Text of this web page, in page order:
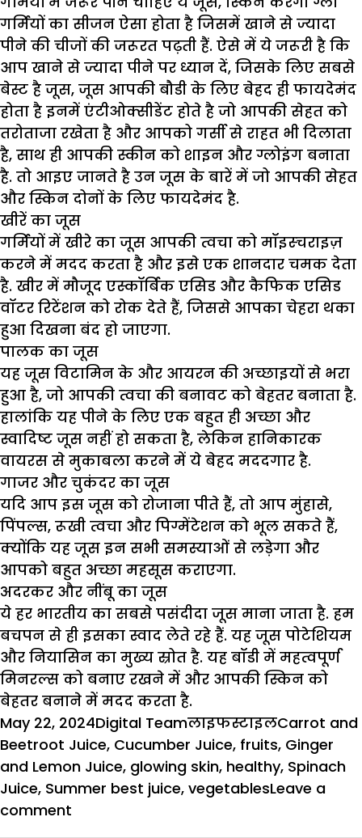
गर्मियों का सीजन ऐसा होता है जिसमें खाने से ज्यादा
पीने की चीजों की जरूरत पढ़ती हैं. ऐसे में ये जरूरी है कि
आप खाने से ज्यादा पीने पर ध्यान दें, जिसके लिए सबसे
बेस्ट है जूस, जूस आपकी बौडी के लिए बेहद ही फायदेमंद
होता है इनमें एंटीओक्सीडेंट होते है जो आपकी सेहत को
तरोताजा रखेता है और आपको गर्सी से राहत भी दिलाता
है, साथ ही आपकी स्कीन को शाइन और ग्लोइंग बनाता
है. तो आइए जानते है उन जूस के बारें में जो आपकी सेहत
और स्किन दोनों के लिए फायदेमंद है.
खीरें का जूस
गर्मियों में खीरे का जूस आपकी त्वचा को मॉइस्चराइज़
करने में मदद करता है और इसे एक शानदार चमक देता
है. खीर में मौजूद एस्कॉर्बिक एसिड और कैफिक एसिड
वॉटर रिटेंशन को रोक देते हैं, जिससे आपका चेहरा थका
हुआ दिखना बंद हो जाएगा.
पालक का जूस
यह जूस विटामिन के और आयरन की अच्छाइयों से भरा
हुआ है, जो आपकी त्वचा की बनावट को बेहतर बनाता है.
हालांकि यह पीने के लिए एक बहुत ही अच्छा और
स्वादिष्ट जूस नहीं हो सकता है, लेकिन हानिकारक
वायरस से मुकाबला करने में ये बेहद मददगार है.
गाजर और चुकंदर का जूस
यदि आप इस जूस को रोजाना पीते हैं, तो आप मुंहासे,
पिंपल्स, रूखी त्वचा और पिग्मेंटेशन को भूल सकते हैं,
क्योंकि यह जूस इन सभी समस्याओं से लड़ेगा और
आपको बहुत अच्छा महसूस कराएगा.
अदरकर और नींबू का जूस
ये हर भारतीय का सबसे पसंदीदा जूस माना जाता है. हम
बचपन से ही इसका स्वाद लेते रहे हैं. यह जूस पोटेशियम
और नियासिन का मुख्य स्रोत है. यह बॉडी में महत्वपूर्ण
मिनरल्स को बनाए रखने में और आपकी स्किन को
बेहतर बनाने में मदद करता है.
Posted
on
May 22, 2024Author
Digital TeamCategories
लाइफस्टाइलTags
Carrot and
Beetroot Juice, Cucumber Juice, fruits, Ginger
and Lemon Juice, glowing skin, healthy, Spinach
Juice, Summer best juice, vegetablesLeave a
comment